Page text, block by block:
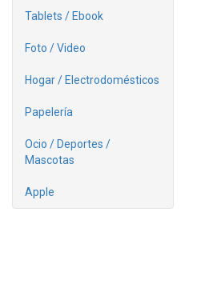
Tablets / Ebook
Foto / Video
Hogar / Electrodomésticos
Papelería
Ocio / Deportes /
Mascotas
Apple